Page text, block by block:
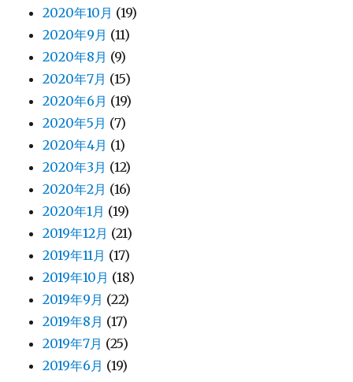
2020年10月 (19)
2020年9月 (11)
2020年8月 (9)
2020年7月 (15)
2020年6月 (19)
2020年5月 (7)
2020年4月 (1)
2020年3月 (12)
2020年2月 (16)
2020年1月 (19)
2019年12月 (21)
2019年11月 (17)
2019年10月 (18)
2019年9月 (22)
2019年8月 (17)
2019年7月 (25)
2019年6月 (19)